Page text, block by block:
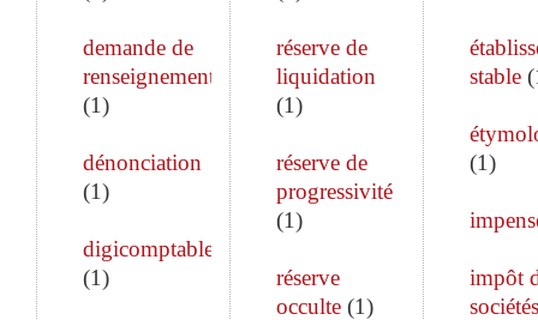
demande de
renseignements
(1)
dénonciation
(1)
digicomptable
(1)
réserve de
liquidation
(1)
réserve de
progressivité
(1)
réserve
occulte(1)
stable(
(1)
impôt
sociétés